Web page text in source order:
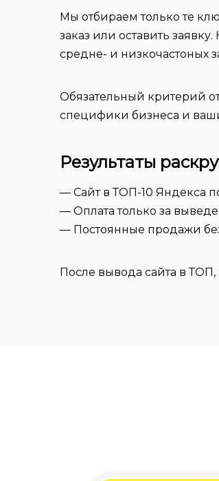
Мы отбираем только те
заказ или оставить
средне- и низкочастоных
Обязательный критерий
специфики бизнеса и
Результаты
— Сайт в ТОП-10 Яндекса
— Оплата только за
— Постоянные продажи
После вывода сайта в